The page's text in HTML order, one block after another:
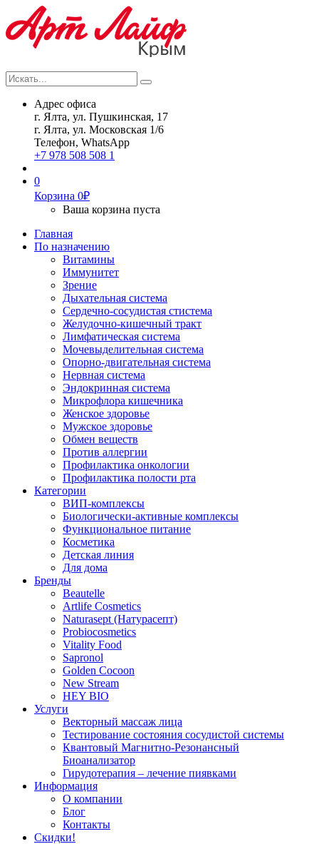
Search
Адрес офиса
г. Ялта, ул. Пушкинская, 17
г. Ялта, ул. Московская 1/6
Телефон, WhatsApp
+7 978 508 508 1
0
Корзина 0₽
Ваша корзина пуста
Главная
По назначению
Витамины
Иммунитет
Зрение
Дыхательная система
Сердечно-сосудистая стистема
Желудочно-кишечный тракт
Лимфатическая система
Мочевыделительная система
Опорно-двигательная система
Нервная система
Эндокринная система
Микрофлора кишечника
Женское здоровье
Мужское здоровье
Обмен веществ
Против аллергии
Профилактика онкологии
Профилактика полости рта
Категории
ВИП-комплексы
Биологически-активные комплексы
Функциональное питание
Косметика
Детская линия
Для дома
Бренды
Beautelle
Artlife Cosmetics
Naturasept (Натурасепт)
Probiocosmetics
Vitality Food
Sapronol
Golden Cocoon
New Stream
HEY BIO
Услуги
Векторный массаж лица
Тестирование состояния сосудистой системы
Квантовый Магнитно-Резонансный
Биоанализатор
Гирудотерапия – лечение пиявками
Информация
О компании
Блог
Контакты
Скидки!